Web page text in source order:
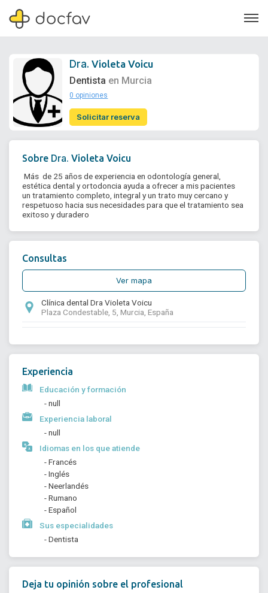
Soporte
¿Eres un doctor?
Dra. Violeta Voicu
Dentista en Murcia
0 opiniones
Solicitar reserva
Sobre Dra. Violeta Voicu
Más  de 25 años de experiencia en odontología general,
estética dental y ortodoncia ayuda a ofrecer a mis pacientes
un tratamiento completo, integral y un trato muy cercano y
respetuoso hacia sus necesidades para que el tratamiento sea
exitoso y duradero
Consultas
Ver mapa
Clínica dental Dra Violeta Voicu
Plaza Condestable, 5, Murcia, España
Experiencia
Educación y formación
- null
Experiencia laboral
- null
Idiomas en los que atiende
- Francés
- Inglés
- Neerlandés
- Rumano
- Español
Sus especialidades
- Dentista
Deja tu opinión sobre el profesional